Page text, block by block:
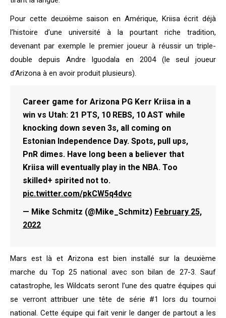
Pour cette deuxième saison en Amérique, Kriisa écrit déjà
l’histoire d’une université à la pourtant riche tradition,
devenant par exemple le premier joueur à réussir un triple-
double depuis Andre Iguodala en 2004 (le seul joueur
d’Arizona à en avoir produit plusieurs).
Career game for Arizona PG Kerr Kriisa in a
win vs Utah: 21 PTS, 10 REBS, 10 AST while
knocking down seven 3s, all coming on
Estonian Independence Day. Spots, pull ups,
PnR dimes. Have long been a believer that
Kriisa will eventually play in the NBA. Too
skilled+ spirited not to.
pic.twitter.com/pkCW5q4dvc
— Mike Schmitz (@Mike_Schmitz) February 25,
2022
Mars est là et Arizona est bien installé sur la deuxième
marche du Top 25 national avec son bilan de 27-3. Sauf
catastrophe, les Wildcats seront l’une des quatre équipes qui
se verront attribuer une tête de série #1 lors du tournoi
national. Cette équipe qui fait venir le danger de partout a les